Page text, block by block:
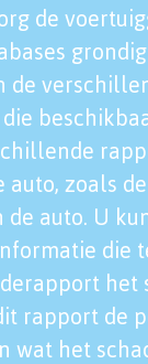
de
de
auto, zoals
de auto. U
die
rapport de
wat het